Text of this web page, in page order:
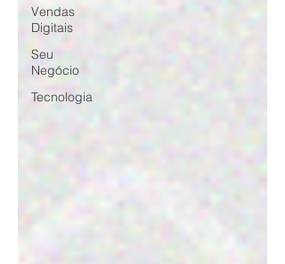
Vendas
Digitais
Seu
Negócio
Tecnologia